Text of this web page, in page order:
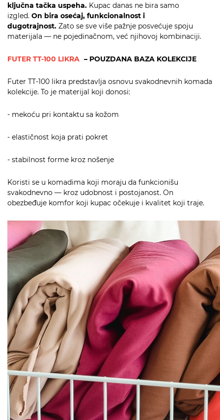
ključna tačka uspeha. Kupac danas ne bira samo
izgled. On bira osećaj, funkcionalnost i
dugotrajnost. Zato se sve više pažnje posvećuje spoju
materijala — ne pojedinačnom, već njihovoj kombinaciji.
FUTER TT-100 LIKRA – POUZDANA BAZA KOLEKCIJE
Futer TT-100 likra predstavlja osnovu svakodnevnih komada
kolekcije. To je materijal koji donosi:
- mekoću pri kontaktu sa kožom
- elastičnost koja prati pokret
- stabilnost forme kroz nošenje
Koristi se u komadima koji moraju da funkcionišu
svakodnevno — kroz udobnost i postojanost. On
obezbeđuje komfor koji kupac očekuje i kvalitet koji traje.